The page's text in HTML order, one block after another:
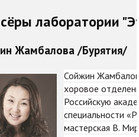
лаборатории
Жамбалова /Бурятия/
Сойжин
хоровое
Российскую
специальности
мастерская В.